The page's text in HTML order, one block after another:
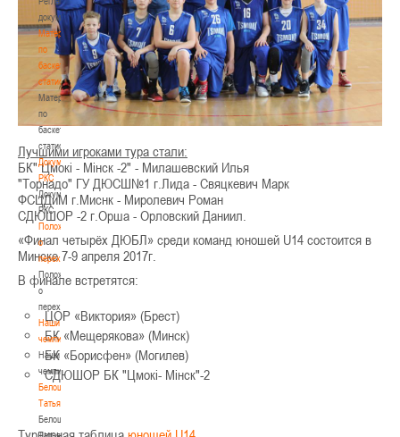
документы
Материалы
по
баскетбольной
статистике
Материалы
по
баскетбольной
статистике
Документы
РКС
Документы
РКС
Положение
о
переходах
Положение
о
переходах
Наши
чемпионы
Наши
чемпионы
Белошапко
Татьяна
Белошапко
Татьяна
Лучшими игроками тура стали:
БК" Цмокі - Мінск -2" - Милашевский Илья
"Торнадо" ГУ ДЮСШ№1 г.Лида - Свяцкевич Марк
ФСЦДиМ г.Миснк - Миролевич Роман
СДЮШОР -2 г.Орша - Орловский Даниил.
«Финал четырёх ДЮБЛ» среди команд юношей U14 состоится в
Минске 7-9 апреля 2017г.
В финале встретятся:
ЦОР «Виктория» (Брест)
БК «Мещерякова» (Минск)
БК «Борисфен» (Могилев)
СДЮШОР БК "Цмокi- Мiнск"-2